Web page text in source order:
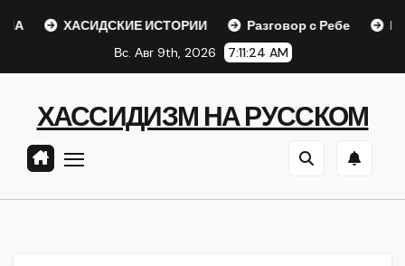
ХАСИДСКИЕ ИСТОРИИ Разговор с Ребе
Шаар
Вс. Авг 9th, 2026
7:11:25 AM
ХАССИДИЗМ НА РУССКОМ